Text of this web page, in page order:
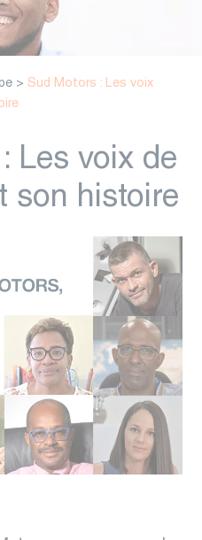
> Sud Motors : Les voix
Les voix de
son histoire